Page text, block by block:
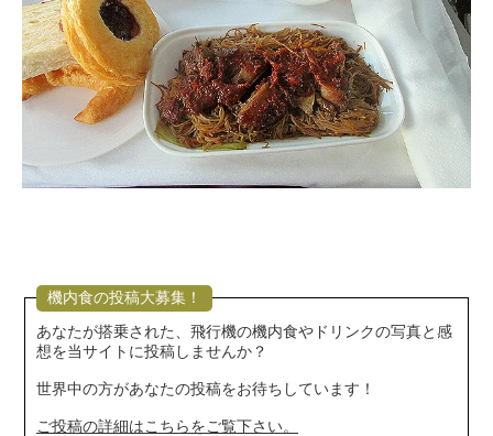
機内食の投稿大募集！
あなたが搭乗された、飛行機の機内食やドリンクの写真と感
想を当サイトに投稿しませんか？
世界中の方があなたの投稿をお待ちしています！
ご投稿の詳細はこちらをご覧下さい。